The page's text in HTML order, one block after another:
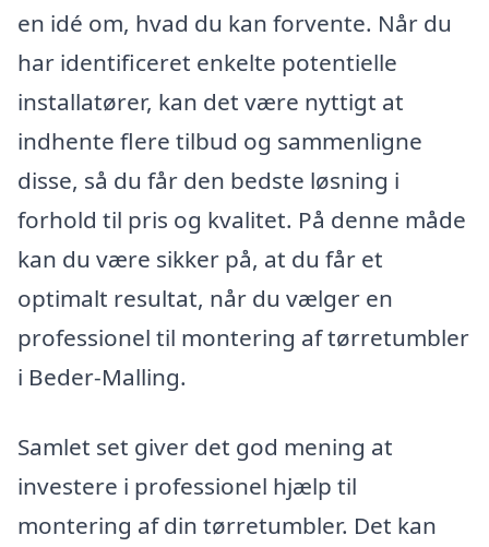
en idé om, hvad du kan forvente. Når du
har identificeret enkelte potentielle
installatører, kan det være nyttigt at
indhente flere tilbud og sammenligne
disse, så du får den bedste løsning i
forhold til pris og kvalitet. På denne måde
kan du være sikker på, at du får et
optimalt resultat, når du vælger en
professionel til montering af tørretumbler
i Beder-Malling.
Samlet set giver det god mening at
investere i professionel hjælp til
montering af din tørretumbler. Det kan